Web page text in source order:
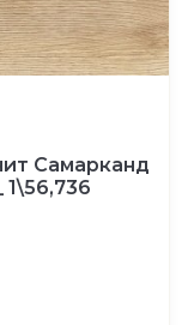
Самарканд